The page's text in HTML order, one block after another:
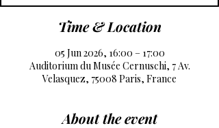
Time & Location
05 Jun 2026, 16:00 – 17:00
Auditorium du Musée Cernuschi, 7 Av.
Velasquez, 75008 Paris, France
About the event